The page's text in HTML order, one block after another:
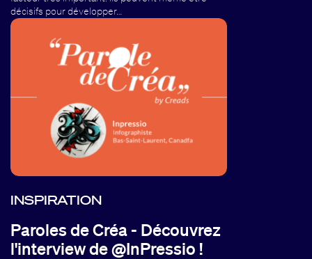
décisifs pour développer…
INSPIRATION
Paroles de Créa - Découvrez
l'interview de @InPressio !